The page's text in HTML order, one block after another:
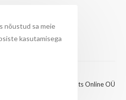
kaitstud 2026 - FridaHats Online OÜ
nõustud sa meie
kasutamisega